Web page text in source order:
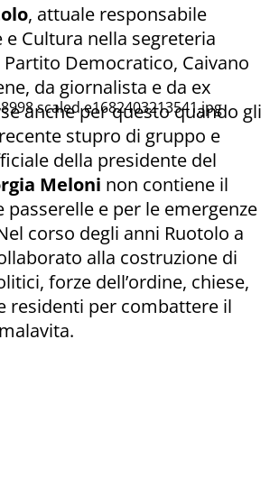
scaled e1682403213541.jpg
, attuale responsabile
Cultura nella segreteria
Democratico, Caivano
da giornalista e da ex
anche per questo quando gli
stupro di gruppo e
della presidente del
Meloni non contiene il
e per le emergenze
corso degli anni Ruotolo a
alla costruzione di
forze dell’ordine, chiese,
residenti per combattere il